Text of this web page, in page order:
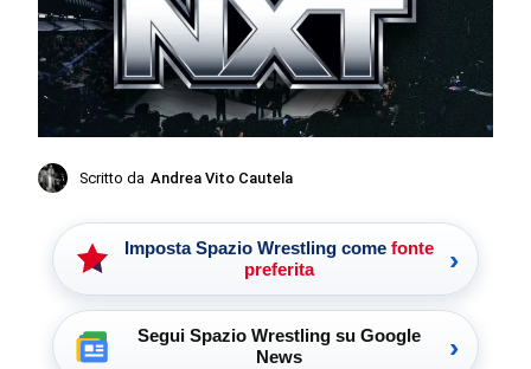
Scritto da Andrea Vito Cautela
Imposta Spazio Wrestling come fonte
preferita
›
Segui Spazio Wrestling su Google
News
›